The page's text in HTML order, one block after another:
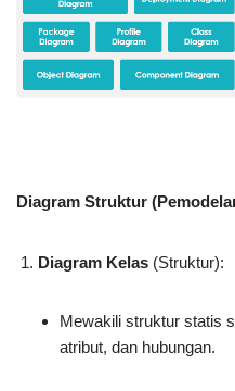
Diagram Struktur
Diagram Kelas (Struktur):
Mewakili struktur statis
atribut, dan hubungan.